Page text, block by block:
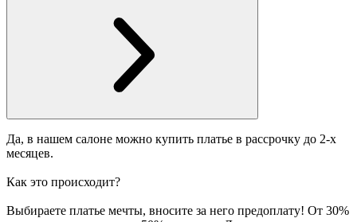
Да, в нашем салоне можно купить платье в рассрочку до 2-х
месяцев.
Как это происходит?
Выбираете платье мечты, вносите за него предоплату! От 30%